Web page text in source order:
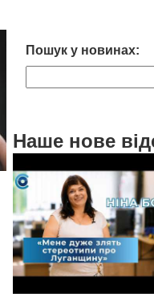
Пошук у новинах:
Наше нове